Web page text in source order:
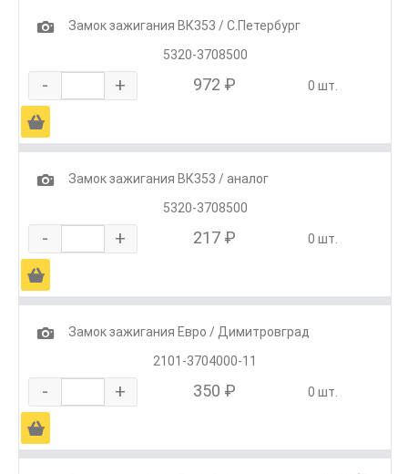
1
Замок зажигания ВК353 / С.Петербург
5320-3708500
- + 972 ₽ 0 шт.
Ä
1
Замок зажигания ВК353 / аналог
5320-3708500
- + 217 ₽ 0 шт.
Ä
1
Замок зажигания Евро / Димитровград
2101-3704000-11
- + 350 ₽ 0 шт.
Ä